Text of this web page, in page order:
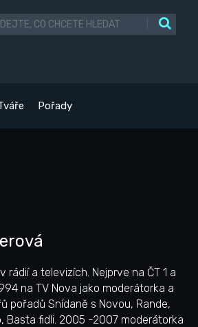
Pořady
rádií a televizích. Nejprve na ČT 1 a
na TV Nova jako moderátorka a
pořadů Snídaně s Novou, Rande,
Basta fidli. 2005 -2007 moderátorka